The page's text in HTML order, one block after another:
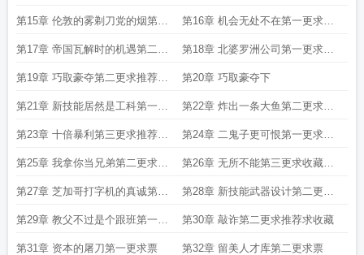
收藏求 藏求追
第15章 伦敦的雾剃刀党的烟第二
更求收藏
第16章 机会无处不在第一更求推
荐求收
第17章 帝国瓦解时的机遇第二更
求收藏
第18章 北婆罗洲公司第一更求追
读求收
第19章 巧取豪夺第二更求推荐求
收藏
第20章 巧取豪夺下
第21章 新技能居然是工科第一更
求收藏
第22章 炸出一条大鱼第二更求收
藏求推
第23章 十倍暴利第三更求推荐求
收藏
第24章 二鬼子更可恨第一更求收
藏求推
第25章 我拿你当兄弟第二更求收
藏
第26章 无所不能第三更求收藏求
推荐
第27章 芝加哥打字机的真诚第一
更求推荐
第28章 新技能武器设计第二更求
推荐
第29章 教父不过是个跟班第一更
求推荐
第30章 敲诈第二更求推荐求收藏
第31章 资本的屠刀第一更求票 第32章 留美人才库第二更求票